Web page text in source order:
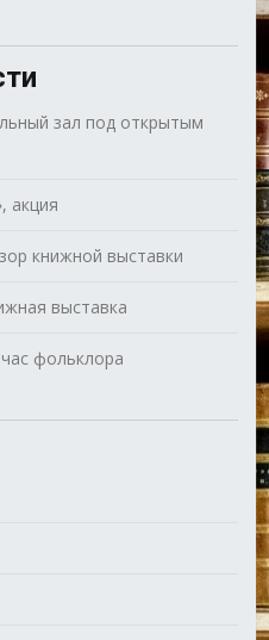
зал под открытым
акция
книжной выставки
выставка
фольклора